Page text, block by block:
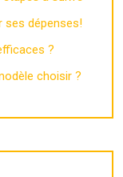
ses dépenses!
?
choisir ?